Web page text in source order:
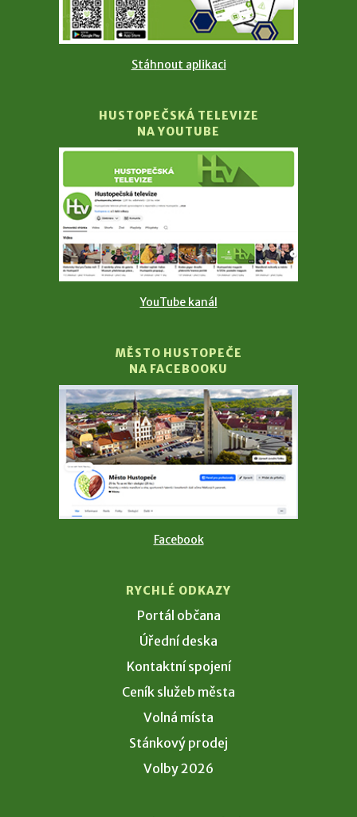
Stáhnout aplikaci
HUSTOPEČSKÁ TELEVIZE
NA YOUTUBE
YouTube kanál
MĚSTO HUSTOPEČE
NA FACEBOOKU
Facebook
RYCHLÉ ODKAZY
Portál občana
Úřední deska
Kontaktní spojení
Ceník služeb města
Volná místa
Stánkový prodej
Volby 2026